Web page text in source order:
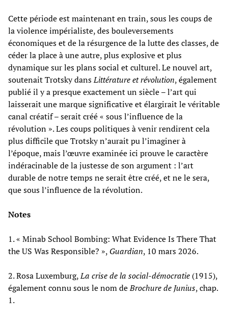
Cette période est maintenant en train, sous les coups de
la violence impérialiste, des bouleversements
économiques et de la résurgence de la lutte des classes, de
céder la place à une autre, plus explosive et plus
dynamique sur les plans social et culturel. Le nouvel art,
soutenait Trotsky dansLittérature et révolution, également
publié il y a presque exactement un siècle – l’art qui
laisserait une marque significative et élargirait le véritable
canal créatif – serait créé « sous l’influence de la
révolution ». Les coups politiques à venir rendirent cela
plus difficile que Trotsky n’aurait pu l’imaginer à
l’époque, mais l’œuvre examinée ici prouve le caractère
indéracinable de la justesse de son argument : l’art
durable de notre temps ne serait être créé, et ne le sera,
que sous l’influence de la révolution.
Notes
1. « Minab School Bombing: What Evidence Is There That
the US Was Responsible? », Guardian, 10 mars 2026.
2. Rosa Luxemburg,La crise de la social-démocratie (1915),
également connu sous le nom deBrochure de Junius, chap.
1.